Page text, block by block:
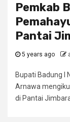
Pemkab
Pantai
5 years ago
Bupati Badung I
Arnawa
di Pantai